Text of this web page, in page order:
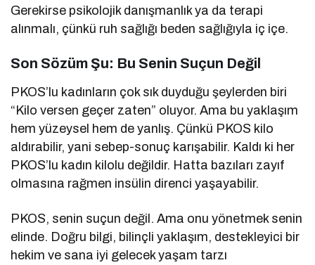
Gerekirse psikolojik danışmanlık ya da terapi
alınmalı, çünkü ruh sağlığı beden sağlığıyla iç içe.
Son Sözüm Şu: Bu Senin Suçun Değil
PKOS’lu kadınların çok sık duyduğu şeylerden biri
“Kilo versen geçer zaten” oluyor. Ama bu yaklaşım
hem yüzeysel hem de yanlış. Çünkü PKOS kilo
aldırabilir, yani sebep-sonuç karışabilir. Kaldı ki her
PKOS’lu kadın kilolu değildir. Hatta bazıları zayıf
olmasına rağmen insülin direnci yaşayabilir.
PKOS, senin suçun değil. Ama onu yönetmek senin
elinde. Doğru bilgi, bilinçli yaklaşım, destekleyici bir
hekim ve sana iyi gelecek yaşam tarzı